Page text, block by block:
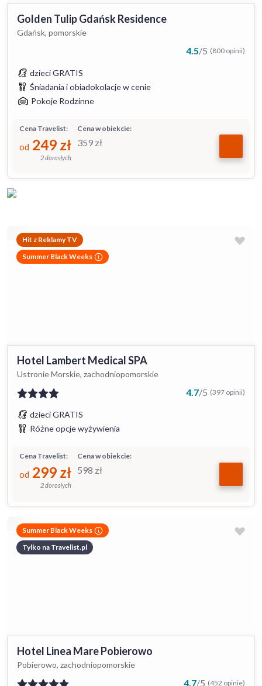
Golden Tulip Gdańsk Residence
Gdańsk, pomorskie
4.5/5 (800 opinii)
dzieci GRATIS
Śniadania i obiadokolacje w cenie
Pokoje Rodzinne
Cena w obiekcie:
359 zł
Cena Travelist:
od 249 zł
2 dorosłych
Hit z Reklamy TV
Summer Black Weeks
Hotel Lambert Medical SPA
Ustronie Morskie, zachodniopomorskie
4.7/5 (397 opinii)
dzieci GRATIS
Różne opcje wyżywienia
Cena w obiekcie:
598 zł
Cena Travelist:
od 299 zł
2 dorosłych
Summer Black Weeks
Tylko na Travelist.pl
Hotel Linea Mare Pobierowo
Pobierowo, zachodniopomorskie
4.7/5 (452 opinie)